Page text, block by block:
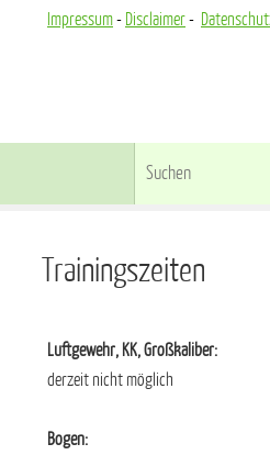
Impressum- Disclaimer-
Trainingszeiten
Luftgewehr, KK, Großkaliber:
derzeit nicht möglich
Bogen: